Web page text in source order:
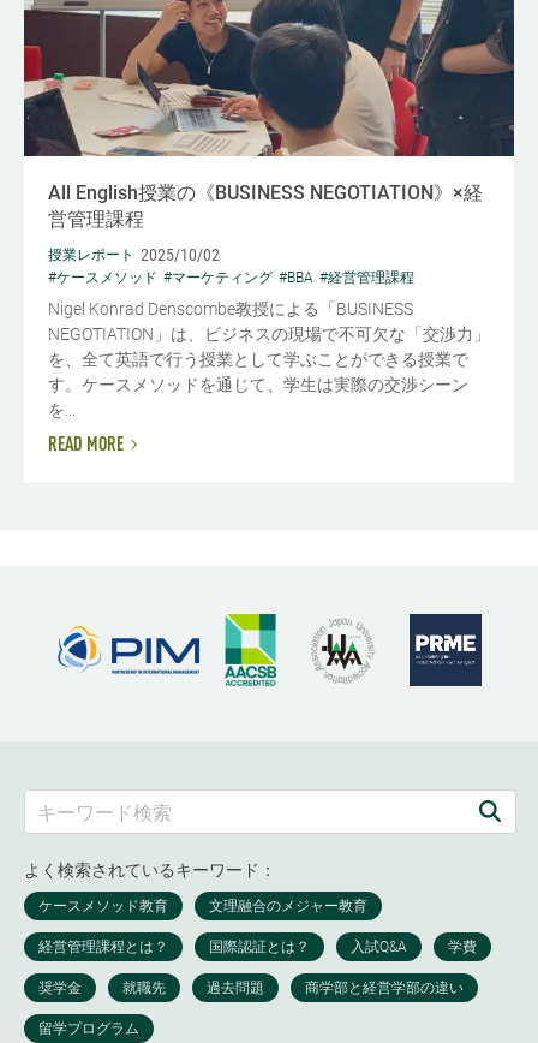
All English授業の《BUSINESS NEGOTIATION》×経
営管理課程
授業レポート 2025/10/02
#ケースメソッド #マーケティング #BBA #経営管理課程
Nigel Konrad Denscombe教授による「BUSINESS
NEGOTIATION」は、ビジネスの現場で不可欠な「交渉力」
を、全て英語で行う授業として学ぶことができる授業で
す。ケースメソッドを通じて、学生は実際の交渉シーン
を...
READ MORE
よく検索されているキーワード：